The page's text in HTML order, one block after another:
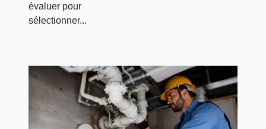
évaluer pour
sélectionner...